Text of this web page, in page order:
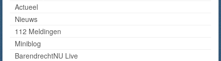
Actueel
Nieuws
112 Meldingen
Miniblog
BarendrechtNU Live